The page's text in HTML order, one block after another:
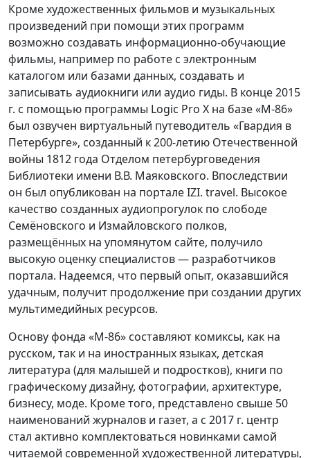
Кроме художественных фильмов и музыкальных
произведений при помощи этих программ
возможно создавать информационно-обучающие
фильмы, например по работе с электронным
каталогом или базами данных, создавать и
записывать аудиокниги или аудио гиды. В конце 2015
г. с помощью программы Logic Pro X на базе «М-86»
был озвучен виртуальный путеводитель «Гвардия в
Петербурге», созданный к 200-летию Отечественной
войны 1812 года Отделом петербурговедения
Библиотеки имени В.В. Маяковского. Впоследствии
он был опубликован на портале IZI. travel. Высокое
качество созданных аудиопрогулок по слободе
Семёновского и Измайловского полков,
размещённых на упомянутом сайте, получило
высокую оценку специалистов — разработчиков
портала. Надеемся, что первый опыт, оказавшийся
удачным, получит продолжение при создании других
мультимедийных ресурсов.
Основу фонда «М-86» составляют комиксы, как на
русском, так и на иностранных языках, детская
литература (для малышей и подростков), книги по
графическому дизайну, фотографии, архитектуре,
бизнесу, моде. Кроме того, представлено свыше 50
наименований журналов и газет, а с 2017 г. центр
стал активно комплектоваться новинками самой
читаемой современной художественной литературы,